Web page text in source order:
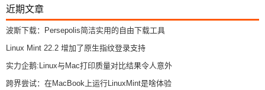
近期文章
波斯下载：Persepolis简洁实用的自由下载工具
Linux Mint 22.2 增加了原生指纹登录支持
实力企鹅:Linux与Mac打印质量对比结果令人意外
跨界尝试：在MacBook上运行LinuxMint是啥体验